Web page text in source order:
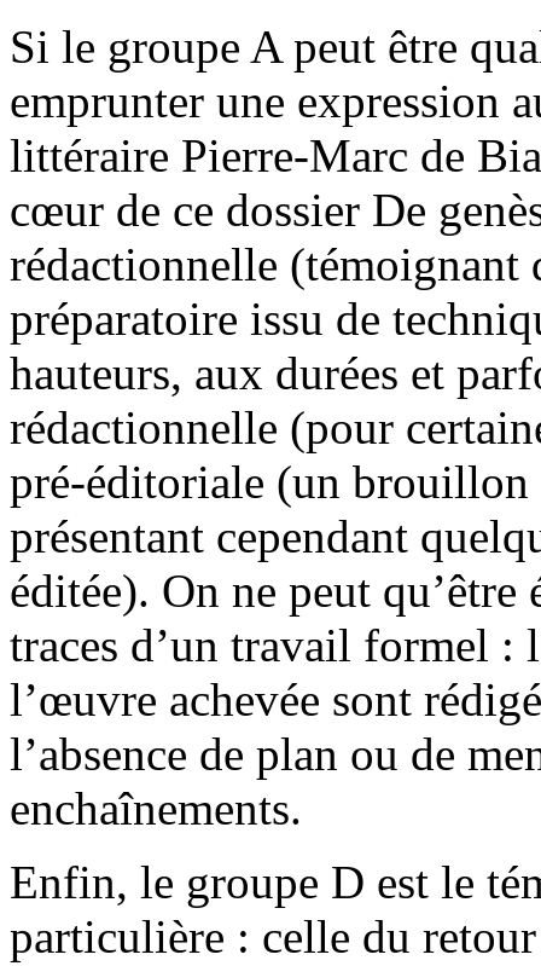
Si le groupe A peut être
emprunter une expression
littéraire Pierre-Marc de
cœur de ce dossier De
rédactionnelle (témoignant
préparatoire issu de
hauteurs, aux durées et
rédactionnelle (pour
pré-éditoriale (un brouillon
présentant cependant
éditée). On ne peut qu’être
traces d’un travail formel :
l’œuvre achevée sont
l’absence de plan ou de
enchaînements.
Enfin, le groupe D est le
particulière : celle du